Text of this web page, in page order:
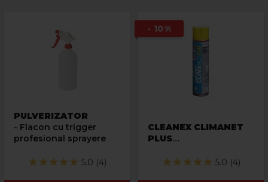
PULVERIZATOR
- Flacon cu trigger
profesional sprayere
5.0 (4)
- 10%
CLEANEX CLIMANET
PLUS
spumogen pentru5.0 (4)